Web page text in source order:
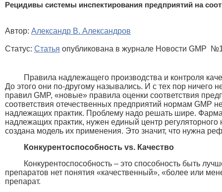
Рецидивы системы инспектирования предприятий на
Автор: Александр В. Александров
Статус: Статья опубликована в журнале Новости GMP
Правила надлежащего производства и контроля
До этого они по-другому назывались. И с тех пор ничего
правил GMP, «новые» правила оценки соответствия
соответствия отечественных предприятий нормам
надлежащих практик. Проблему надо решать шире.
надлежащих практик, нужен единый центр
создана модель их применения. Это значит, что нужна
Конкурентоспособность vs. Качество
Конкурентоспособность – это способность быть
препаратов нет понятия «качественный», «более или
препарат.